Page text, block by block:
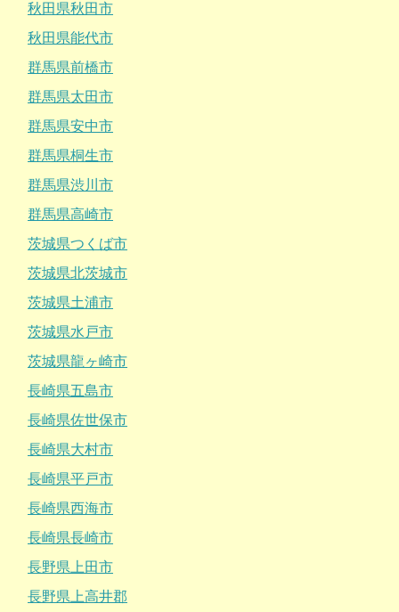
秋田県秋田市
秋田県能代市
群馬県前橋市
群馬県太田市
群馬県安中市
群馬県桐生市
群馬県渋川市
群馬県高崎市
茨城県つくば市
茨城県北茨城市
茨城県土浦市
茨城県水戸市
茨城県龍ヶ崎市
長崎県五島市
長崎県佐世保市
長崎県大村市
長崎県平戸市
長崎県西海市
長崎県長崎市
長野県上田市
長野県上高井郡